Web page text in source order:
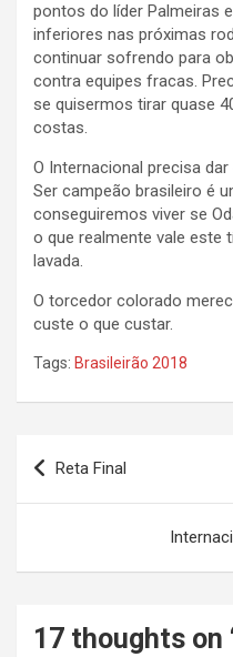
pontos do líder Palmeiras
inferiores nas próximas
continuar sofrendo para
contra equipes fracas.
se quisermos tirar quase
costas.
O Internacional precisa
Ser campeão brasileiro é
conseguiremos viver se
o que realmente vale este
lavada.
O torcedor colorado
custe o que custar.
Tags: Brasileirão 2018
Navegação
de
Reta Final
17 thoughts on